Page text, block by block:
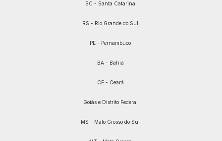
SC - Santa Catarina
RS - Rio Grande do Sul
PE - Pernambuco
BA - Bahia
CE - Ceará
Goiás e Distrito Federal
MS - Mato Grosso do Sul